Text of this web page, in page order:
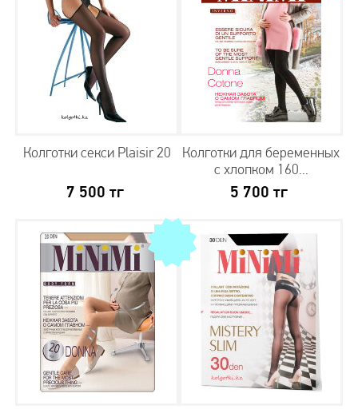
Колготки секси Plaisir 20
7 500 тг
Колготки для беременных
с хлопком 160...
5 700 тг